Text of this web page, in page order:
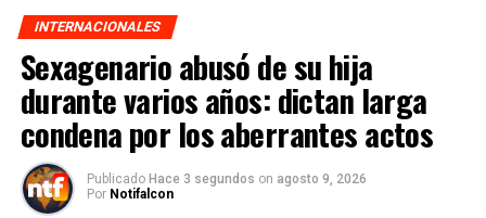
INTERNACIONALES
Sexagenario abusó de su hija
durante varios años: dictan larga
condena por los aberrantes actos
Publicado Hace 3 segundos on agosto 9, 2026
Por Notifalcon